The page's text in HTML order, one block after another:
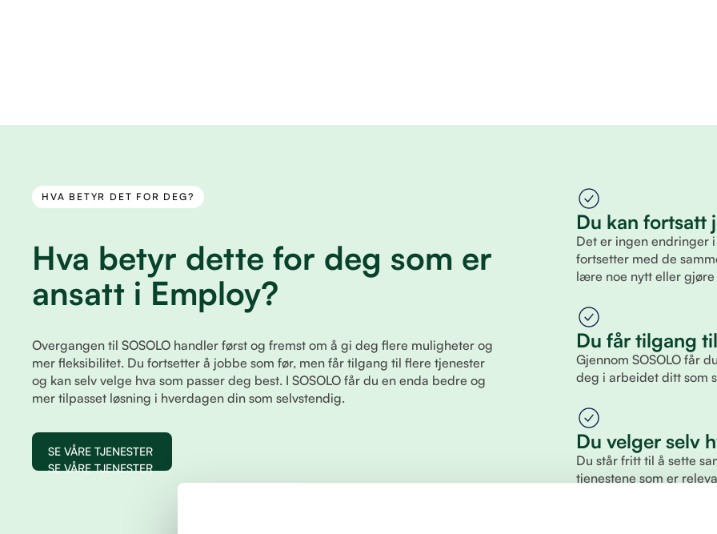
HVA BETYR DET FOR DEG?
Hva betyr dette for deg som er
ansatt i Employ?
Overgangen til SOSOLO handler først og fremst om å gi deg flere muligheter og
mer fleksibilitet. Du fortsetter å jobbe som før, men får tilgang til flere tjenester
og kan selv velge hva som passer deg best. I SOSOLO får du en enda bedre og
mer tilpasset løsning i hverdagen din som selvstendig.
SE VÅRE TJENESTER
SE VÅRE TJENESTER
Du kan fortsatt
Det er ingen endringer
fortsetter med de
lære noe nytt eller
Du får tilgang
Gjennom SOSOLO får
deg i arbeidet ditt som
Du velger selv
Du står fritt til å sette
tjenestene som er